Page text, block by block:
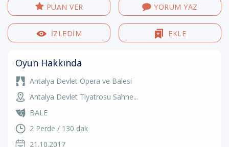
PUAN VER YORUM YAZ
İZLEDİM EKLE
Oyun Hakkında
Antalya Devlet Opera ve Balesi
Antalya Devlet Tiyatrosu Sahne...
BALE
2 Perde / 130 dak
21.10.2017